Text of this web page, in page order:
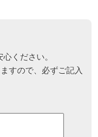
ください。
すので、必ずご記入